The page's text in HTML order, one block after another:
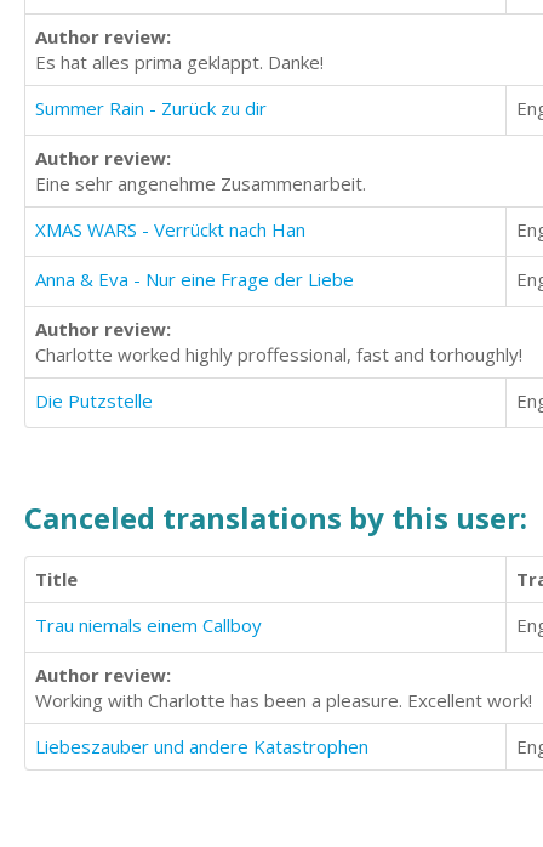
Author review:
Es hat alles prima geklappt. Danke!
Summer Rain - Zurück zu dir
Author review:
Eine sehr angenehme Zusammenarbeit.
XMAS WARS - Verrückt nach Han
Anna & Eva - Nur eine Frage der Liebe
Author review:
Charlotte worked highly proffessional, fast and torhoughly!
Die Putzstelle
Canceled translations by this user:
Title
Trau niemals einem Callboy
Author review:
Working with Charlotte has been a pleasure. Excellent work!
Liebeszauber und andere Katastrophen